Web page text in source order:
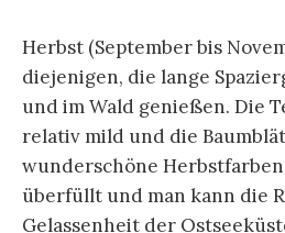
Herbst (September bis
diejenigen, die lange
und im Wald genießen. Die
relativ mild und die
wunderschöne
überfüllt und man kann die
Gelassenheit der